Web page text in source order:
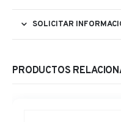
SOLICITAR
PRODUCTOS